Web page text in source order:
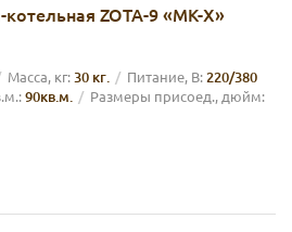
ZOTA-9 «MK-X»
Масса, кг: 30 кг. Питание, В: 220/380
90кв.м. Размеры присоед., дюйм: